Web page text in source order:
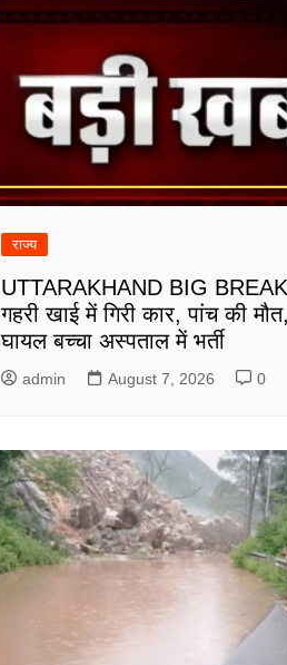
राज्य
UTTARAKHAND BIG
गहरी खाई में गिरी कार, पांच की
घायल बच्चा अस्पताल में भर्ती
admin August 7, 2026 0